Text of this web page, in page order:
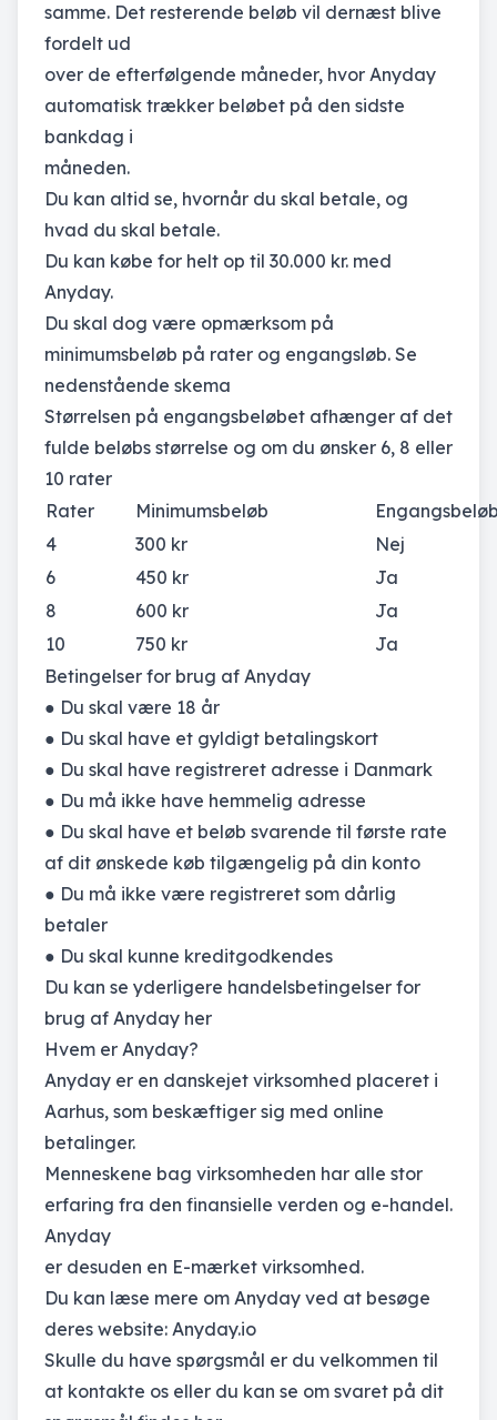
samme. Det resterende beløb vil dernæst blive
fordelt ud
over de efterfølgende måneder, hvor Anyday
automatisk trækker beløbet på den sidste
bankdag i
måneden.
Du kan altid se, hvornår du skal betale, og
hvad du skal betale.
Du kan købe for helt op til 30.000 kr. med
Anyday.
Du skal dog være opmærksom på
minimumsbeløb på rater og engangsløb. Se
nedenstående skema
Størrelsen på engangsbeløbet afhænger af det
fulde beløbs størrelse og om du ønsker 6, 8 eller
10 rater
Rater
Minimumsbeløb
4
300 kr
Nej
6
450 kr
Ja
8
600 kr
Ja
10
750 kr
Ja
Betingelser for brug af Anyday
● Du skal være 18 år
● Du skal have et gyldigt betalingskort
● Du skal have registreret adresse i Danmark
● Du må ikke have hemmelig adresse
● Du skal have et beløb svarende til første rate
af dit ønskede køb tilgængelig på din konto
● Du må ikke være registreret som dårlig
betaler
● Du skal kunne kreditgodkendes
Du kan se yderligere handelsbetingelser for
brug af Anyday her
Hvem er Anyday?
Anyday er en danskejet virksomhed placeret i
Aarhus, som beskæftiger sig med online
betalinger.
Menneskene bag virksomheden har alle stor
erfaring fra den finansielle verden og e-handel.
Anyday
er desuden en E-mærket virksomhed.
Du kan læse mere om Anyday ved at besøge
deres website: Anyday.io
Skulle du have spørgsmål er du velkommen til
at kontakte os eller du kan se om svaret på dit